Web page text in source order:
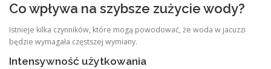
Co wpływa na szybsze zużycie wody?
Istnieje kilka czynników, które mogą powodować, że woda w jacuzzi
będzie wymagała częstszej wymiany.
Intensywność użytkowania